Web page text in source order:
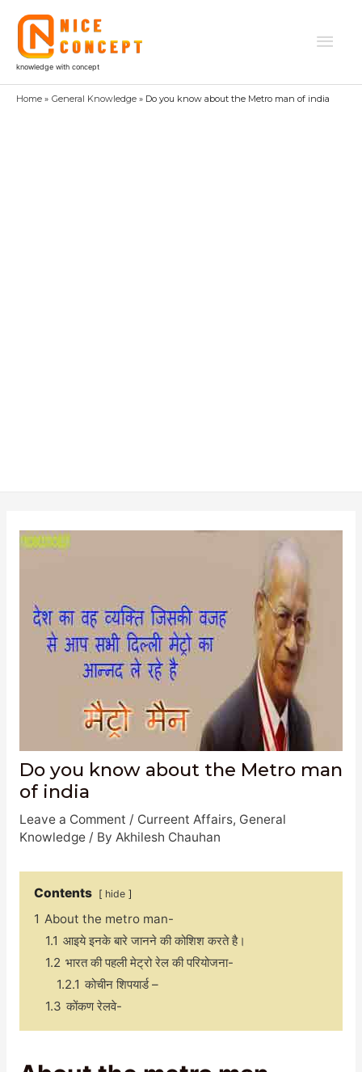
content
knowledge with concept
Home General Knowledge Do you know about the Metro man of india
Do you know about the Metro man
of india
Leave a Comment / Curreent Affairs, General
Knowledge/ By Akhilesh Chauhan
Contents hide
1 About the metro man-
1.1 आइये इनके बारे जानने की कोशिश करते है।
1.2 भारत की पहली मेट्रो रेल की परियोजना-
1.2.1 कोचीन शिपयार्ड –
1.3 कोंकण रेलवे-